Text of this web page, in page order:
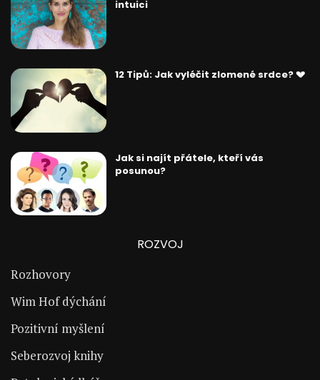
intuici
12 Tipů: Jak vyléčit zlomené srdce? 💔
Jak si najít přátele, kteří vás
posunou?
ROZVOJ
Rozhovory
Wim Hof dýchání
Pozitivní myšlení
Seberozvoj knihy